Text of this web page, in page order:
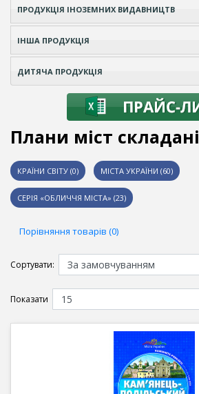
ПРОДУКЦІЯ ІНОЗЕМНИХ ВИДАВНИЦТВ
ІНША ПРОДУКЦІЯ
ДИТЯЧА ПРОДУКЦІЯ
Плани міст складані
КРАЇНИ СВІТУ (0) МІСТА УКРАЇНИ (60)
СЕРІЯ «ОБЛИЧЧЯ МІСТА» (23)
Порівняння товарів (0)
Сортувати:
Показати